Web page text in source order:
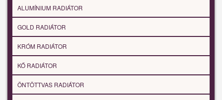
ALUMÍNIUM RADIÁTOR
GOLD RADIÁTOR
KRÓM RADIÁTOR
KŐ RADIÁTOR
ÖNTÖTTVAS RADIÁTOR